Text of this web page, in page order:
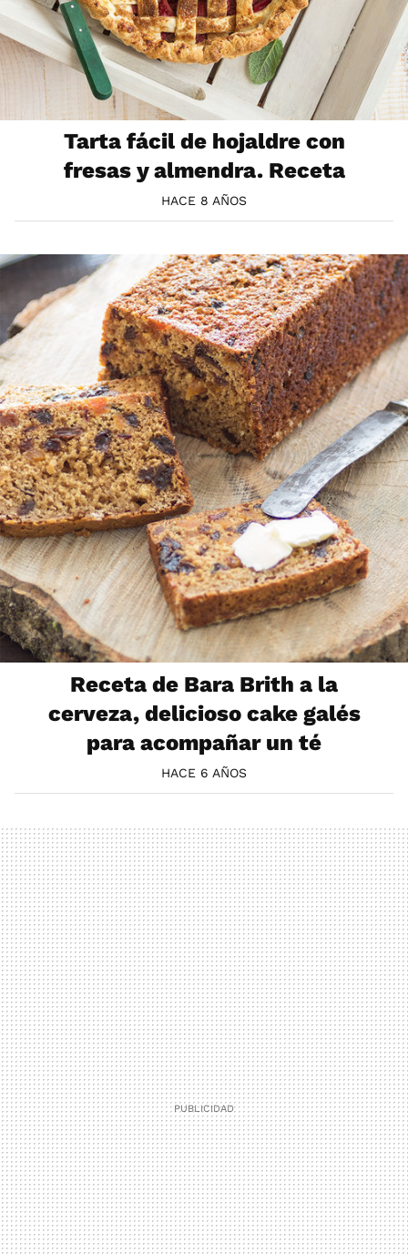
Tarta fácil de hojaldre con
fresas y almendra. Receta
HACE 8 AÑOS
Receta de Bara Brith a la
cerveza, delicioso cake galés
para acompañar un té
HACE 6 AÑOS